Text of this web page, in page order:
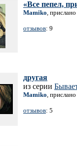
«Все пепел,
Mamiko,
отзывов: 9
другая
из серии
Mamiko,
отзывов: 5